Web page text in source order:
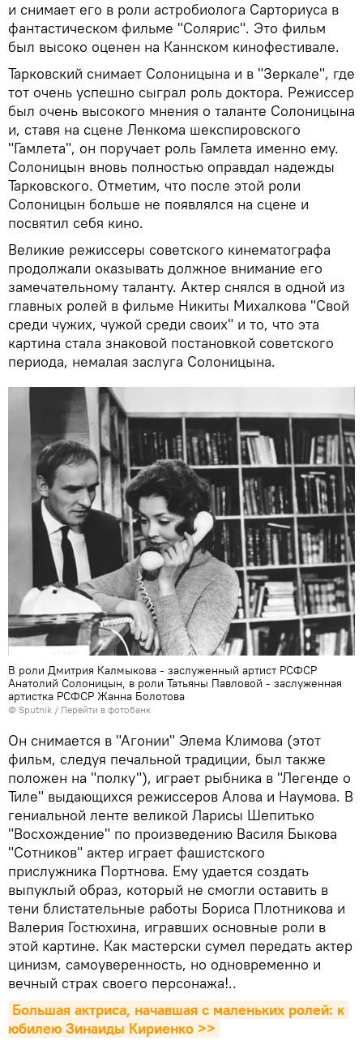
и снимает его в роли астробиолога Сарториуса в
фантастическом фильме "Солярис". Это фильм
был высоко оценен на Каннском кинофестивале.
Тарковский снимает Солоницына и в "Зеркале", где
тот очень успешно сыграл роль доктора. Режиссер
был очень высокого мнения о таланте Солоницына
и, ставя на сцене Ленкома шекспировского
"Гамлета", он поручает роль Гамлета именно ему.
Солоницын вновь полностью оправдал надежды
Тарковского. Отметим, что после этой роли
Солоницын больше не появлялся на сцене и
посвятил себя кино.
Великие режиссеры советского кинематографа
продолжали оказывать должное внимание его
замечательному таланту. Актер снялся в одной из
главных ролей в фильме Никиты Михалкова "Свой
среди чужих, чужой среди своих" и то, что эта
картина стала знаковой постановкой советского
периода, немалая заслуга Солоницына.
В роли Дмитрия Калмыкова - заслуженный артист РСФСР
Анатолий Солоницын, в роли Татьяны Павловой - заслуженная
артистка РСФСР Жанна Болотова
© Sputnik / Перейти в фотобанк
Он снимается в "Агонии" Элема Климова (этот
фильм, следуя печальной традиции, был также
положен на "полку"), играет рыбника в "Легенде о
Тиле" выдающихся режиссеров Алова и Наумова. В
гениальной ленте великой Ларисы Шепитько
"Восхождение" по произведению Василя Быкова
"Сотников" актер играет фашистского
прислужника Портнова. Ему удается создать
выпуклый образ, который не смогли оставить в
тени блистательные работы Бориса Плотникова и
Валерия Гостюхина, игравших основные роли в
этой картине. Как мастерски сумел передать актер
цинизм, самоуверенность, но одновременно и
вечный страх своего персонажа!..
Большая актриса, начавшая с маленьких ролей: к
юбилею Зинаиды Кириенко >>